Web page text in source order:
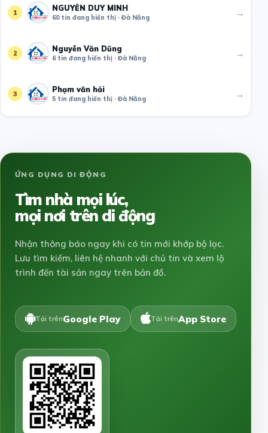
1 NGUYỄN DUY MINH
60 tin đang hiển thị · Đà Nẵng →
2 Nguyễn Văn Dũng
6 tin đang hiển thị · Đà Nẵng →
3 Phạm văn hải
5 tin đang hiển thị · Đà Nẵng →
ỨNG DỤNG DI ĐỘNG
Tìm nhà mọi lúc,
mọi nơi trên di động
Nhận thông báo ngay khi có tin mới khớp bộ lọc.
Lưu tìm kiếm, liên hệ nhanh với chủ tin và xem lộ
trình đến tài sản ngay trên bản đồ.
Tải trênGoogle Play Tải trênApp Store